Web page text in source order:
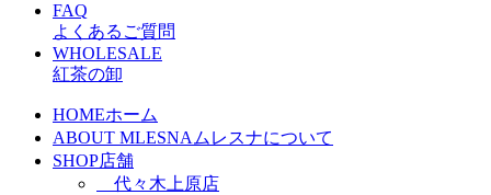
FAQ
よくあるご質問
WHOLESALE
紅茶の卸
HOMEホーム
ABOUT MLESNAムレスナについて
SHOP店舗
代々木上原店